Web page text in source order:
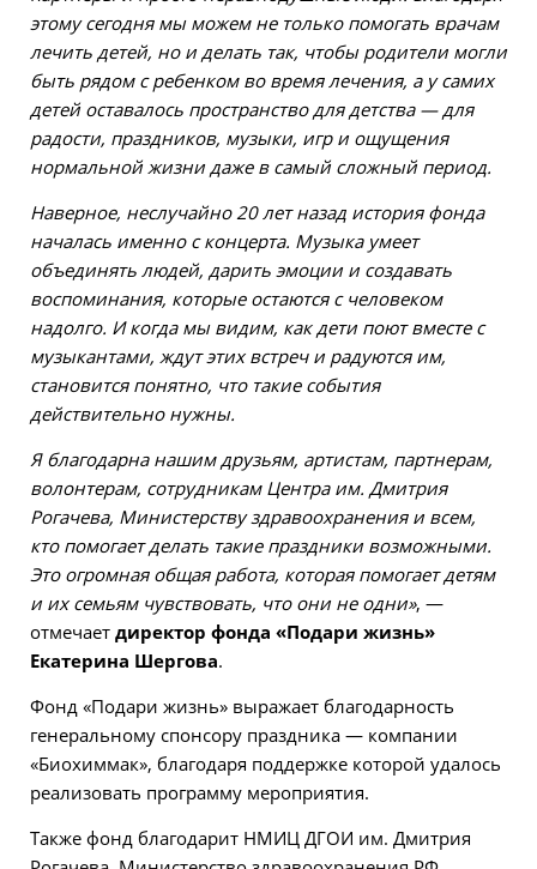
этому сегодня мы можем не только помогать врачам
лечить детей, но и делать так, чтобы родители могли
быть рядом с ребенком во время лечения, а у самих
детей оставалось пространство для детства — для
радости, праздников, музыки, игр и ощущения
нормальной жизни даже в самый сложный период.
Наверное, неслучайно 20 лет назад история фонда
началась именно с концерта. Музыка умеет
объединять людей, дарить эмоции и создавать
воспоминания, которые остаются с человеком
надолго. И когда мы видим, как дети поют вместе с
музыкантами, ждут этих встреч и радуются им,
становится понятно, что такие события
действительно нужны.
Я благодарна нашим друзьям, артистам, партнерам,
волонтерам, сотрудникам Центра им. Дмитрия
Рогачева, Министерству здравоохранения и всем,
кто помогает делать такие праздники возможными.
Это огромная общая работа, которая помогает детям
и их семьям чувствовать, что они не одни», —
отмечает директор фонда «Подари жизнь»
Екатерина Шергова.
Фонд «Подари жизнь» выражает благодарность
генеральному спонсору праздника — компании
«Биохиммак», благодаря поддержке которой удалось
реализовать программу мероприятия.
Также фонд благодарит НМИЦ ДГОИ им. Дмитрия